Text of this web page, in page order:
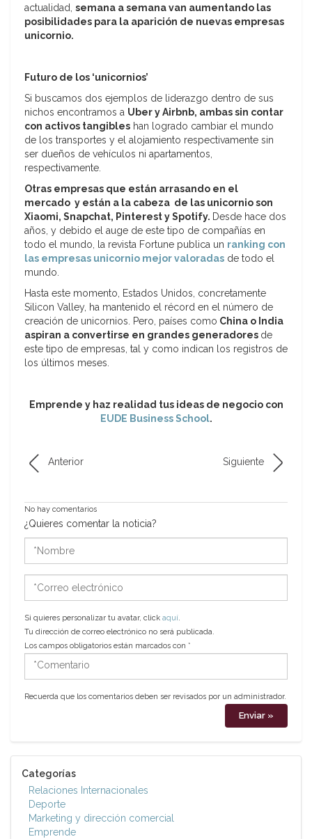
actualidad, semana a semana van aumentando las
posibilidades para la aparición de nuevas empresas
unicornio.
Futuro de los ‘unicornios’
Si buscamos dos ejemplos de liderazgo dentro de sus
nichos encontramos a Uber y Airbnb, ambas sin contar
con activos tangibles han logrado cambiar el mundo
de los transportes y el alojamiento respectivamente sin
ser dueños de vehículos ni apartamentos,
respectivamente.
Otras empresas que están arrasando en el
mercado y están a la cabeza de las unicornio son
Xiaomi, Snapchat, Pinterest y Spotify. Desde hace dos
años, y debido el auge de este tipo de compañías en
todo el mundo, la revista Fortune publica un ranking con
las empresas unicornio mejor valoradas de todo el
mundo.
Hasta este momento, Estados Unidos, concretamente
Silicon Valley, ha mantenido el récord en el número de
creación de unicornios. Pero, países como China o India
aspiran a convertirse en grandes generadores de
este tipo de empresas, tal y como indican los registros de
los últimos meses.
Emprende y haz realidad tus ideas de negocio con
EUDE Business School.
Anterior Siguiente
No hay comentarios
¿Quieres comentar la noticia?
electrónico
Si quieres personalizar tu avatar, click aquí
Tu dirección de correo electrónico no será publicada.
Los campos obligatorios están marcados con *
*Comentario
Recuerda que los comentarios deben ser revisados por un administrador.
Categorías
Relaciones Internacionales
Deporte
Marketing y dirección comercial
Emprende